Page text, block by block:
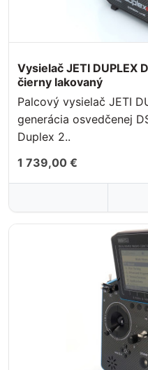
Vysielač JETI DUPLEX
čierny lakovaný
Palcový vysielač JETI
generácia osvedčenej
Duplex 2..
1 739,00 €